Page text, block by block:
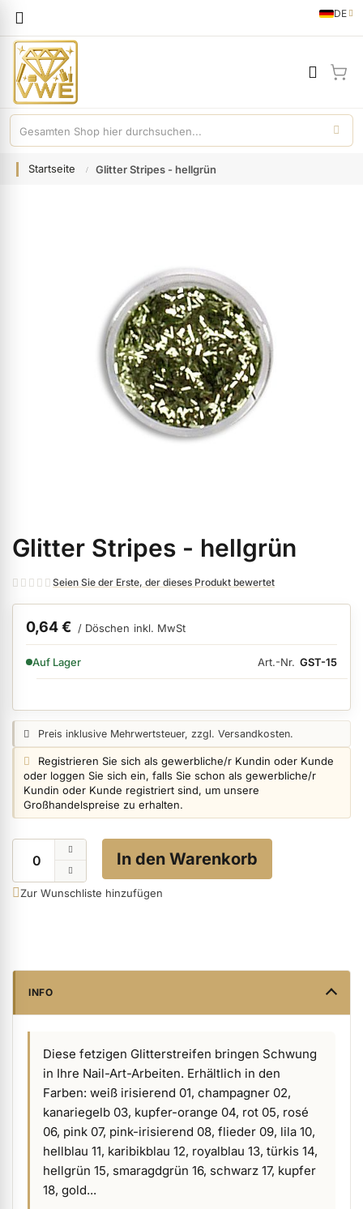
Sprache
DE
German
Weihnachtsmarkt anzeigen
Gel Polish anzeigen
Acryl anzeigen
Nagellack & Flüssigkeiten anzeigen
NailArt anzeigen
Nagelfeilen, Werkzeuge, Tips & Zubehör anzeigen
Hygiene anzeigen
Skintrix anzeigen
Beauty Accessoires anzeigen
Verpackungen & Verkaufshilfen anzeigen
Kundenpräsente anzeigen
Startseite Glitter Stripes - hellgrün
Zum
Anfang
der
Bildgalerie
springen
Glitter Stripes - hellgrün
Seien Sie der Erste, der dieses Produkt bewertet
0,64 € / Döschen inkl. MwSt
VERFÜGBARKEIT:
Auf Lager Art.-Nr. GST-15
Preisangabe:
Preis inklusive Mehrwertsteuer, zzgl. Versandkosten.
Login info:
Registrieren Sie sich als gewerbliche/r Kundin oder Kunde
oder loggen Sie sich ein, falls Sie schon als gewerbliche/r
Kundin oder Kunde registriert sind, um unsere
Großhandelspreise zu erhalten.
In den Warenkorb
Zur Wunschliste hinzufügen
INFO
Diese fetzigen Glitterstreifen bringen Schwung
in Ihre Nail-Art-Arbeiten. Erhältlich in den
Farben: weiß irisierend 01, champagner 02,
kanariegelb 03, kupfer-orange 04, rot 05, rosé
06, pink 07, pink-irisierend 08, flieder 09, lila 10,
hellblau 11, karibikblau 12, royalblau 13, türkis 14,
hellgrün 15, smaragdgrün 16, schwarz 17, kupfer
18, gold...